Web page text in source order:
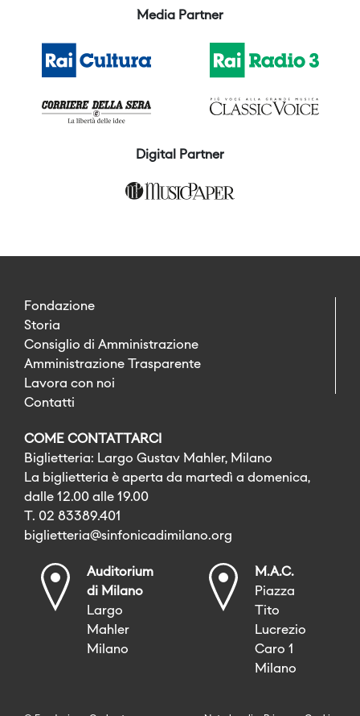
Media Partner
Digital Partner
Fondazione
Storia
Consiglio di Amministrazione
Amministrazione Trasparente
Lavora con noi
Contatti
COME CONTATTARCI
Biglietteria: Largo Gustav Mahler, Milano
La biglietteria è aperta da martedì a domenica,
dalle 12.00 alle 19.00
T. 02 83389.401
biglietteria@sinfonicadimilano.org
Auditorium
di Milano
Largo
Mahler
Milano
M.A.C.
Piazza
Tito
Lucrezio
Caro 1
Milano